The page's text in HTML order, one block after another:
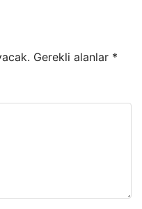
Gerekli alanlar *